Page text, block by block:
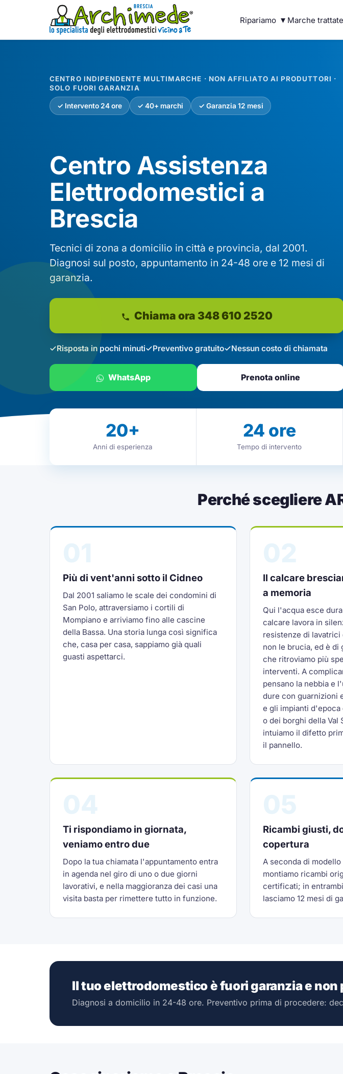
Ripariamo ▾ Marche trattate
CENTRO INDIPENDENTE MULTIMARCHE · NON AFFILIATO AI PRODUTTORI ·
SOLO FUORI GARANZIA
✓ Intervento 24 ore ✓ 40+ marchi ✓ Garanzia 12 mesi
Centro Assistenza
Elettrodomestici a
Brescia
Tecnici di zona a domicilio in città e provincia, dal 2001.
Diagnosi sul posto, appuntamento in 24-48 ore e 12 mesi di
garanzia.
Chiama ora 348 610 2520
Risposta in pochi minuti Preventivo gratuito Nessun costo di chiamata
WhatsApp Prenota online
20+
Anni di esperienza
24 ore
Tempo di intervento
Perché scegliere
Più di vent'anni sotto il Cidneo
Dal 2001 saliamo le scale dei condomini di
San Polo, attraversiamo i cortili di
Mompiano e arriviamo fino alle cascine
della Bassa. Una storia lunga così significa
che, casa per casa, sappiamo già quali
guasti aspettarci.
Il calcare
a memoria
Qui l'acqua esce
calcare lavora in
resistenze di
non le brucia, ed è di
che ritroviamo più
interventi. A
pensano la nebbia e
dure con guarnizioni
e gli impianti d'epoca
o dei borghi della Val
intuiamo il difetto
il pannello.
Ti rispondiamo in giornata,
veniamo entro due
Dopo la tua chiamata l'appuntamento entra
in agenda nel giro di uno o due giorni
lavorativi, e nella maggioranza dei casi una
visita basta per rimettere tutto in funzione.
Ricambi giusti,
copertura
A seconda di
montiamo ricambi
certificati; in
lasciamo 12 mesi di
Il tuo elettrodomestico è fuori garanzia e non
Diagnosi a domicilio in 24-48 ore. Preventivo prima di procedere: